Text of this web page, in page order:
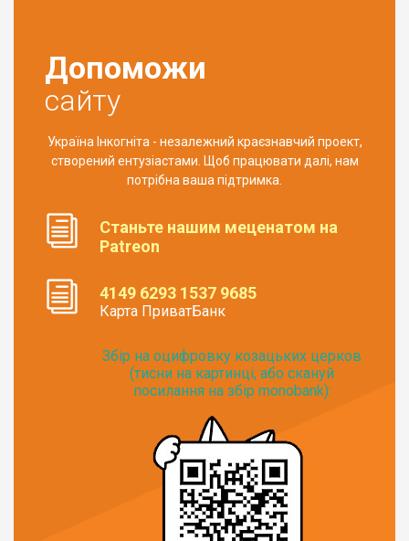
Допоможи
сайту
Україна Інкогніта - незалежний краєзнавчий проект,
створений ентузіастами. Щоб працювати далі, нам
потрібна ваша підтримка.
Станьте нашим меценатом на
Patreon
4149 6293 1537 9685
Карта ПриватБанк
Збір на оцифровку козацьких церков
(тисни на картинці, або скануй
посилання на збір monobank):